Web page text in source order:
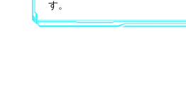
す。